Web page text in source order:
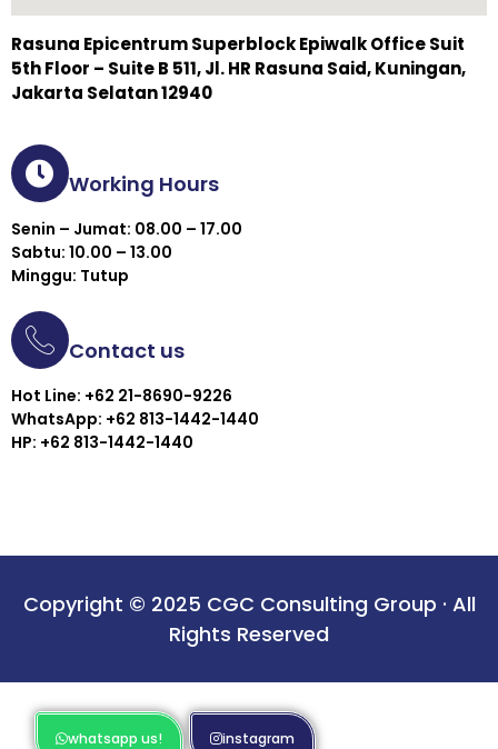
Rasuna Epicentrum Superblock Epiwalk Office Suit
5th Floor – Suite B 511, Jl. HR Rasuna Said, Kuningan,
Jakarta Selatan 12940
Working Hours
Senin – Jumat: 08.00 – 17.00
Sabtu: 10.00 – 13.00
Minggu: Tutup
Contact us
Hot Line: +62 21-8690-9226
WhatsApp: +62 813-1442-1440
HP: +62 813-1442-1440
Copyright © 2025 CGC Consulting Group · All
Rights Reserved
whatsapp us! instagram